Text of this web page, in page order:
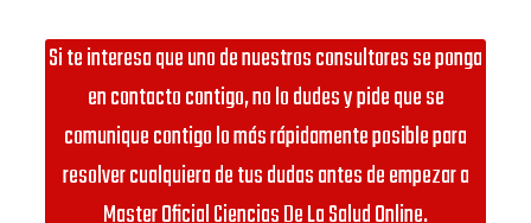
Si te interesa que uno de nuestros consultores se ponga
en contacto contigo, no lo dudes y pide que se
comunique contigo lo más rápidamente posible para
resolver cualquiera de tus dudas antes de empezar a
Master Oficial Ciencias De La Salud Online.